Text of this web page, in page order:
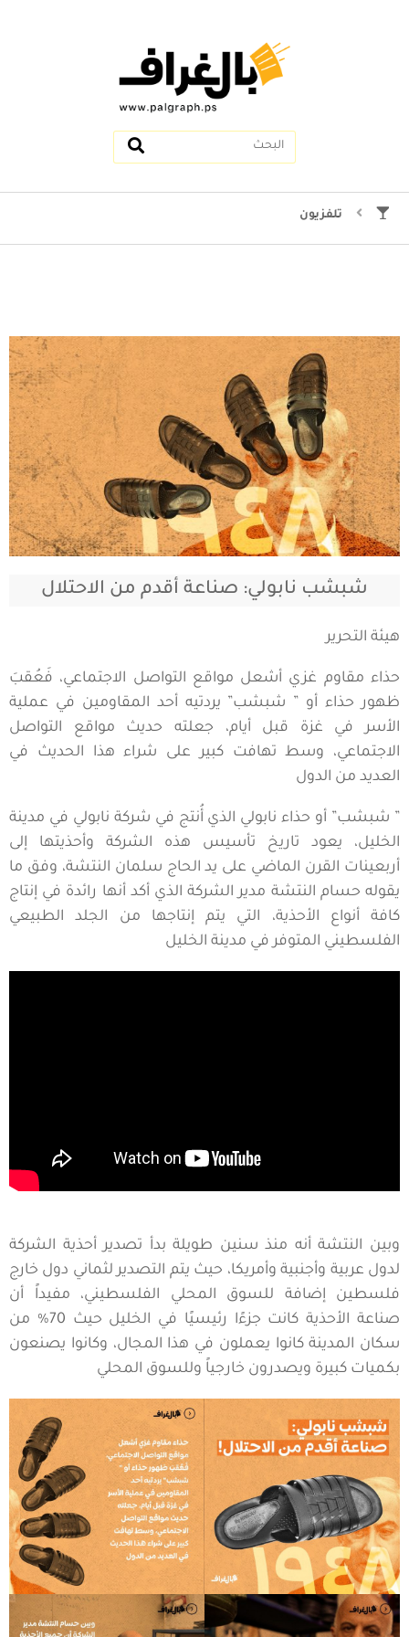
تلفزيون
شبشب نابولي: صناعة أقدم من الاحتلال
هيئة التحرير
حذاء مقاوم غزي أشعل مواقع التواصل الاجتماعي، فَعُقبَ
ظهور حذاء أو ” شبشب” يردتيه أحد المقاومين في عملية
الأسر في غزة قبل أيام، جعلته حديث مواقع التواصل
الاجتماعي، وسط تهافت كبير على شراء هذا الحديث في
العديد من الدول
” شبشب” أو حذاء نابولي الذي أُنتج في شركة نابولي في مدينة
الخليل، يعود تاريخ تأسيس هذه الشركة وأحذيتها إلى
أربعينات القرن الماضي على يد الحاج سلمان النتشة، وفق ما
يقوله حسام النتشة مدير الشركة الذي أكد أنها رائدة في إنتاج
كافة أنواع الأحذية، التي يتم إنتاجها من الجلد الطبيعي
الفلسطيني المتوفر في مدينة الخليل
وبين النتشة أنه منذ سنين طويلة بدأ تصدير أحذية الشركة
لدول عربية وأجنبية وأمريكا، حيث يتم التصدير لثماني دول خارج
فلسطين إضافة للسوق المحلي الفلسطيني، مفيداً أن
صناعة الأحذية كانت جزءًا رئيسيًا في الخليل حيث 70% من
سكان المدينة كانوا يعملون في هذا المجال، وكانوا يصنعون
بكميات كبيرة ويصدرون خارجياً وللسوق المحلي